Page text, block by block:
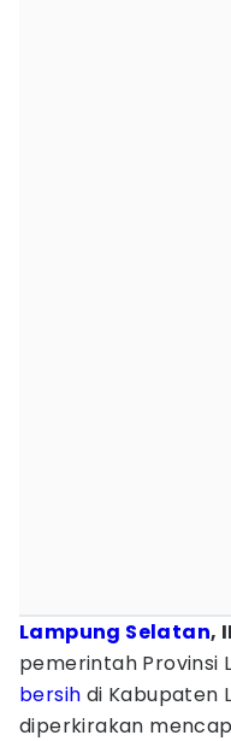
Lampung Selatan,
pemerintah Provinsi
bersih di Kabupaten
diperkirakan